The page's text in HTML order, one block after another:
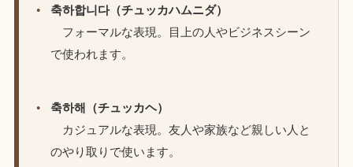
축하합니다（チュッカハムニダ）
フォーマルな表現。目上の人やビジネスシーン
で使われます。
축하해（チュッカヘ）
カジュアルな表現。友人や家族など親しい人と
のやり取りで使います。